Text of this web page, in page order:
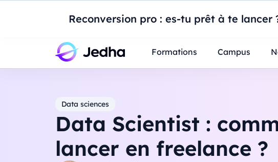
Reconversion pro : es-tu prêt à te lancer
Introduction à Power BI :
Étudiants Parents
Formations Campus
Data sciences
Data Scientist :
lancer en freelance ?